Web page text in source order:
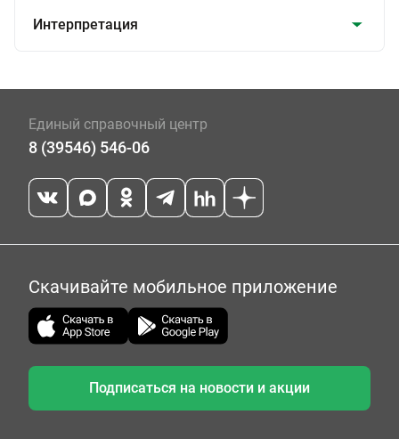
Интерпретация
Единый справочный центр
8 (39546) 546-06
Скачивайте мобильное приложение
Подписаться на новости и акции